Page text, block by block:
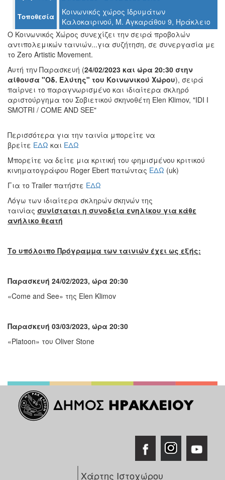
ΤΟΠΟΣ
ΔΗΜΟΣ
ΠΟΛΙΤΙΣΜΟΣ
ΑΝΘΕΚΤΙΚΗ
ΠΟΛΗ
Τοποθεσία
Κοινωνικός χώρος Ιδρυμάτων
Καλοκαιρινού, Μ. Αγκαράθου 9, Ηράκλειο
Ο Κοινωνικός Χώρος συνεχίζει την σειρά προβολών
αντιπολεμικών ταινιών...για συζήτηση, σε συνεργασία με
το Zero Artistic Movement.
Αυτή την Παρασκευή (24/02/2023 και ώρα 20:30 στην
αίθουσα "Οδ. Ελύτης" του Κοινωνικού Χώρου), σειρά
παίρνει το παραγνωρισμένο και ιδιαίτερα σκληρό
αριστούργημα του Σοβιετικού σκηνοθέτη Elen Klimov, "IDI I
SMOTRI / COME AND SEE"
Περισσότερα για την ταινία μπορείτε να
βρείτε ΕΔΩ και ΕΔΩ
Μπορείτε να δείτε μια κριτική του φημισμένου κριτικού
κινηματογράφου Roger Ebert πατώντας ΕΔΩ (uk)
Για το Trailer πατήστε ΕΔΩ
Λόγω των ιδιαίτερα σκληρών σκηνών της
ταινίας συνίσταται η συνοδεία ενηλίκου για κάθε
ανήλικο θεατή
Το υπόλοιπο Πρόγραμμα των ταινιών έχει ως εξής:
Παρασκευή 24/02/2023, ώρα 20:30
«Come and See» της Elen Klimov
Παρασκευή 03/03/2023, ώρα 20:30
«Platoon» του Oliver Stone
Χάρτης Ιστοχώρου